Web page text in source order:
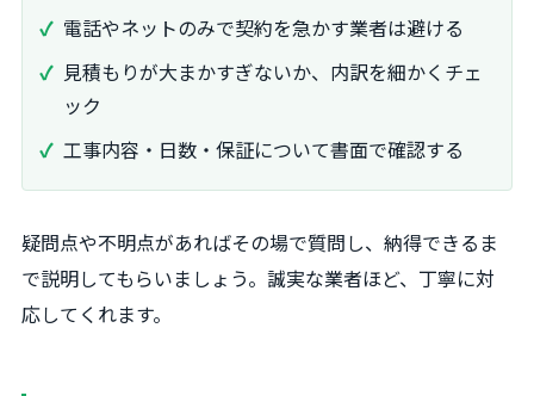
電話やネットのみで契約を急かす業者は避ける
見積もりが大まかすぎないか、内訳を細かくチェ
ック
工事内容・日数・保証について書面で確認する
疑問点や不明点があればその場で質問し、納得できるま
で説明してもらいましょう。誠実な業者ほど、丁寧に対
応してくれます。